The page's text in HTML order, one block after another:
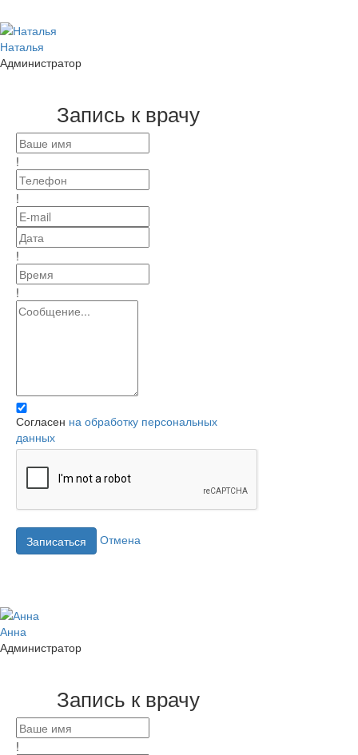
Наталья
Администратор
Запись к врачу
!
!
!
!
Согласен на обработку персональных
данных
Записаться Отмена
Анна
Администратор
Запись к врачу
!